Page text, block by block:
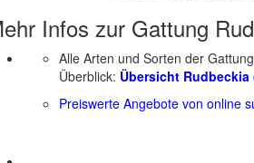
Infos zur Gattung
Alle Arten und Sorten der
Überblick: Übersicht Rudbeckia
Preiswerte Angebote von online